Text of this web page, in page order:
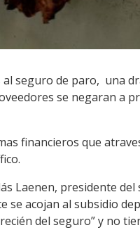
seguro de paro, una
se negaran a
financieros que
Laenen, presidente
se acojan al subsidio
del seguro” y no